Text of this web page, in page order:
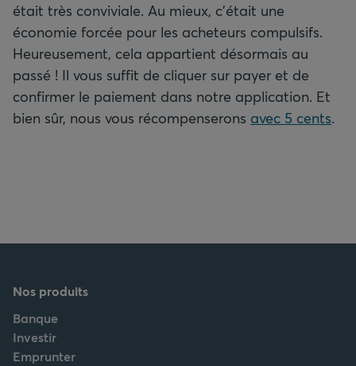
était très conviviale. Au mieux, c’était une
économie forcée pour les acheteurs compulsifs.
Heureusement, cela appartient désormais au
passé ! Il vous suffit de cliquer sur payer et de
confirmer le paiement dans notre application. Et
bien sûr, nous vous récompenserons avec 5 cents.
Nos produits
Banque
Investir
Emprunter